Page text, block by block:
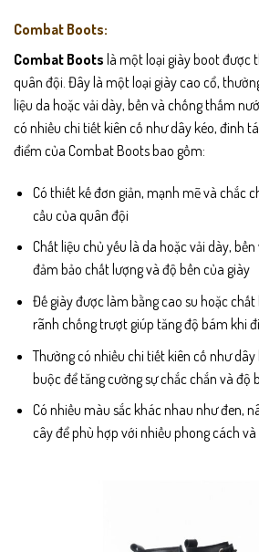
Combat Boots:
Combat Boots là một loại giày boot được
quân đội. Đây là một loại giày cao cổ,
liệu da hoặc vải dày, bền và chống thấm
có nhiều chi tiết kiên cố như dây kéo, đinh
điểm của Combat Boots bao gồm:
Có thiết kế đơn giản, mạnh mẽ và chắc
cầu của quân đội
Chất liệu chủ yếu là da hoặc vải dày,
đảm bảo chất lượng và độ bền của giày
Đế giày được làm bằng cao su hoặc
rãnh chống trượt giúp tăng độ bám khi
Thường có nhiều chi tiết kiên cố như
buộc để tăng cường sự chắc chắn và độ
Có nhiều màu sắc khác nhau như đen,
cây để phù hợp với nhiều phong cách